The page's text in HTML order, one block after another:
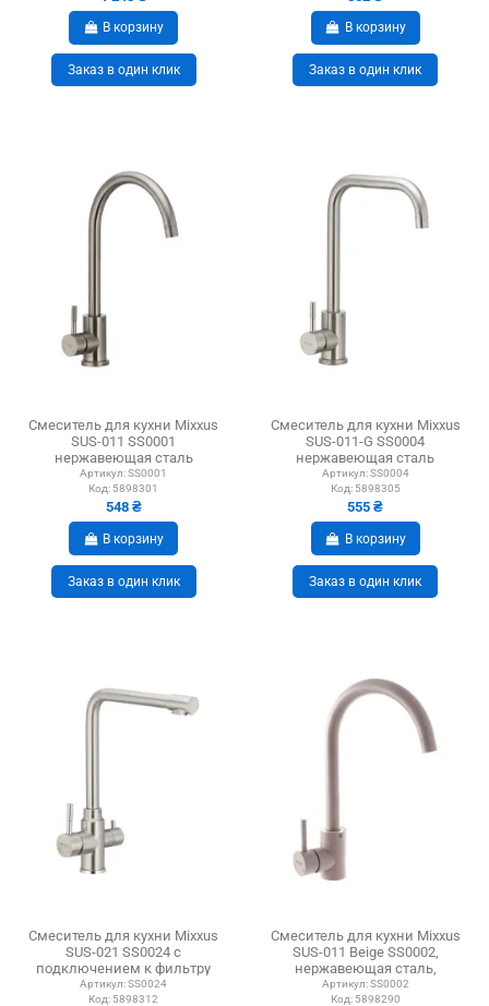
В корзину
Заказ в один клик
В корзину
Заказ в один клик
Смеситель для кухни Mixxus
SUS-011 SS0001
нержавеющая сталь
Артикул:SS0001
Код: 5898301
548 ₴
В корзину
Заказ в один клик
Смеситель для кухни Mixxus
SUS-011-G SS0004
нержавеющая сталь
Артикул:SS0004
Код: 5898305
555 ₴
В корзину
Заказ в один клик
Смеситель для кухни Mixxus
SUS-021 SS0024 с
подключением к фильтру
Артикул:SS0024
Код: 5898312
Смеситель для кухни Mixxus
SUS-011 Beige SS0002,
нержавеющая сталь,
бежевый
Артикул:SS0002
Код: 5898290